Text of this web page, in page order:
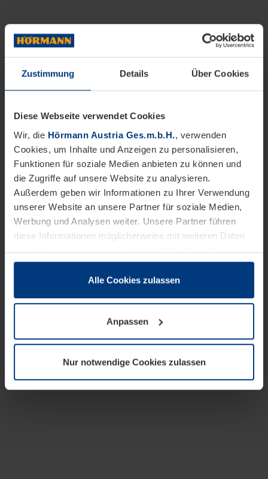
Zustimmung Details Über Cookies
Diese Webseite verwendet Cookies
Wir, die Hörmann Austria Ges.m.b.H., verwenden
Cookies, um Inhalte und Anzeigen zu personalisieren,
Funktionen für soziale Medien anbieten zu können und
die Zugriffe auf unsere Website zu analysieren.
Außerdem geben wir Informationen zu Ihrer Verwendung
unserer Website an unsere Partner für soziale Medien,
Werbung und Analysen weiter. Unsere Partner führen
diese Informationen möglicherweise mit weiteren Daten
zusammen, die Sie ihnen bereitgestellt haben oder die
sie im Rahmen Ihrer Nutzung der Dienste gesammelt
wenn diese für den Betrieb dieser Seite unbedingt
notwendig sind. Für alle anderen Cookie-Typen benötigen
wir Ihre Erlaubnis. Ihre Einwilligung können Sie jederzeit
Datenschutzerklärungunserer Website ändern oder
widerrufen.
Alle Cookies zulassen
Anpassen
Nur notwendige Cookies zulassen